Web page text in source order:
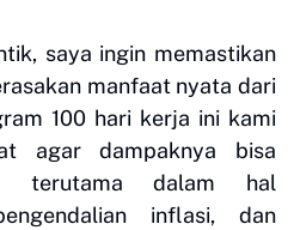
saya ingin memastikan
manfaat nyata dari
100 hari kerja ini kami
agar dampaknya bisa
terutama dalam hal
inflasi, dan